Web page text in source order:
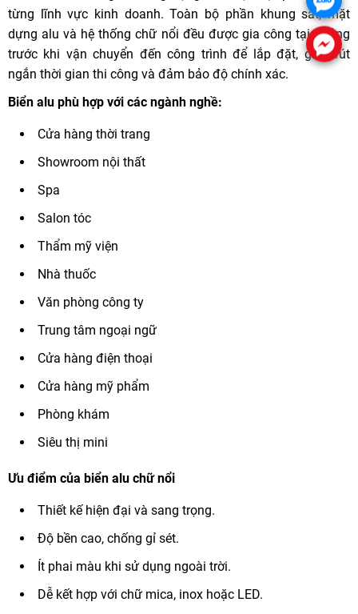
từng lĩnh vực kinh doanh. Toàn bộ phần khung sắt, mặt
dựng alu và hệ thống chữ nổi đều được gia công tại xưởng
trước khi vận chuyển đến công trình để lắp đặt, giúp rút
ngắn thời gian thi công và đảm bảo độ chính xác.
Biển alu phù hợp với các ngành nghề:
Cửa hàng thời trang
Showroom nội thất
Spa
Salon tóc
Thẩm mỹ viện
Nhà thuốc
Văn phòng công ty
Trung tâm ngoại ngữ
Cửa hàng điện thoại
Cửa hàng mỹ phẩm
Phòng khám
Siêu thị mini
Ưu điểm của biển alu chữ nổi
Thiết kế hiện đại và sang trọng.
Độ bền cao, chống gỉ sét.
Ít phai màu khi sử dụng ngoài trời.
Dễ kết hợp với chữ mica, inox hoặc LED.